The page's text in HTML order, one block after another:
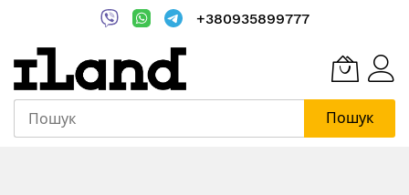
+380935899777
Пошук